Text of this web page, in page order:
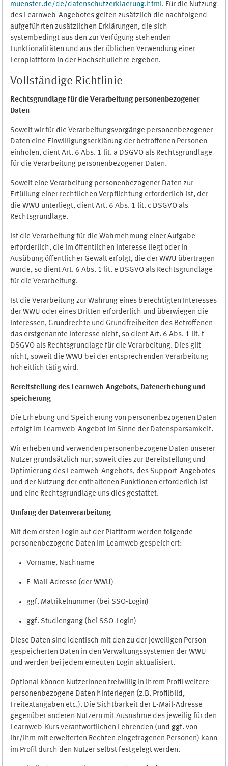
muenster.de/de/datenschutzerklaerung.html. Für die Nutzung
des Learnweb-Angebotes gelten zusätzlich die nachfolgend
aufgeführten zusätzlichen Erklärungen, die sich
systembedingt aus den zur Verfügung stehenden
Funktionalitäten und aus der üblichen Verwendung einer
Lernplattform in der Hochschullehre ergeben.
Vollständige Richtlinie
Rechtsgrundlage für die Verarbeitung personenbezogener
Daten
Soweit wir für die Verarbeitungsvorgänge personenbezogener
Daten eine Einwilligungserklärung der betroffenen Personen
einholen, dient Art. 6 Abs. 1 lit. a DSGVO als Rechtsgrundlage
für die Verarbeitung personenbezogener Daten.
Soweit eine Verarbeitung personenbezogener Daten zur
Erfüllung einer rechtlichen Verpflichtung erforderlich ist, der
die WWU unterliegt, dient Art. 6 Abs. 1 lit. c DSGVO als
Rechtsgrundlage.
Ist die Verarbeitung für die Wahrnehmung einer Aufgabe
erforderlich, die im öffentlichen Interesse liegt oder in
Ausübung öffentlicher Gewalt erfolgt, die der WWU übertragen
wurde, so dient Art. 6 Abs. 1 lit. e DSGVO als Rechtsgrundlage
für die Verarbeitung.
Ist die Verarbeitung zur Wahrung eines berechtigten Interesses
der WWU oder eines Dritten erforderlich und überwiegen die
Interessen, Grundrechte und Grundfreiheiten des Betroffenen
das erstgenannte Interesse nicht, so dient Art. 6 Abs. 1 lit. f
DSGVO als Rechtsgrundlage für die Verarbeitung. Dies gilt
nicht, soweit die WWU bei der entsprechenden Verarbeitung
hoheitlich tätig wird.
Bereitstellung des Learnweb-Angebots, Datenerhebung und -
speicherung
Die Erhebung und Speicherung von personenbezogenen Daten
erfolgt im Learnweb-Angebot im Sinne der Datensparsamkeit.
Wir erheben und verwenden personenbezogene Daten unserer
Nutzer grundsätzlich nur, soweit dies zur Bereitstellung und
Optimierung des Learnweb-Angebots, des Support-Angebotes
und der Nutzung der enthaltenen Funktionen erforderlich ist
und eine Rechtsgrundlage uns dies gestattet.
Umfang der Datenverarbeitung
Mit dem ersten Login auf der Plattform werden folgende
personenbezogene Daten im Learnweb gespeichert:
Vorname, Nachname
E-Mail-Adresse (der WWU)
ggf. Matrikelnummer (bei SSO-Login)
ggf. Studiengang (bei SSO-Login)
Diese Daten sind identisch mit den zu der jeweiligen Person
gespeicherten Daten in den Verwaltungssystemen der WWU
und werden bei jedem erneuten Login aktualisiert.
Optional können NutzerInnen freiwillig in ihrem Profil weitere
personenbezogene Daten hinterlegen (z.B. Profilbild,
Freitextangaben etc.). Die Sichtbarkeit der E-Mail-Adresse
gegenüber anderen Nutzern mit Ausnahme des jeweilig für den
Learnweb-Kurs verantwortlichen Lehrenden (und ggf. von
ihr/ihm mit erweiterten Rechten eingetragenen Personen) kann
im Profil durch den Nutzer selbst festgelegt werden.